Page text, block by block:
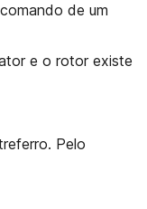
de um
e o rotor existe
Pelo